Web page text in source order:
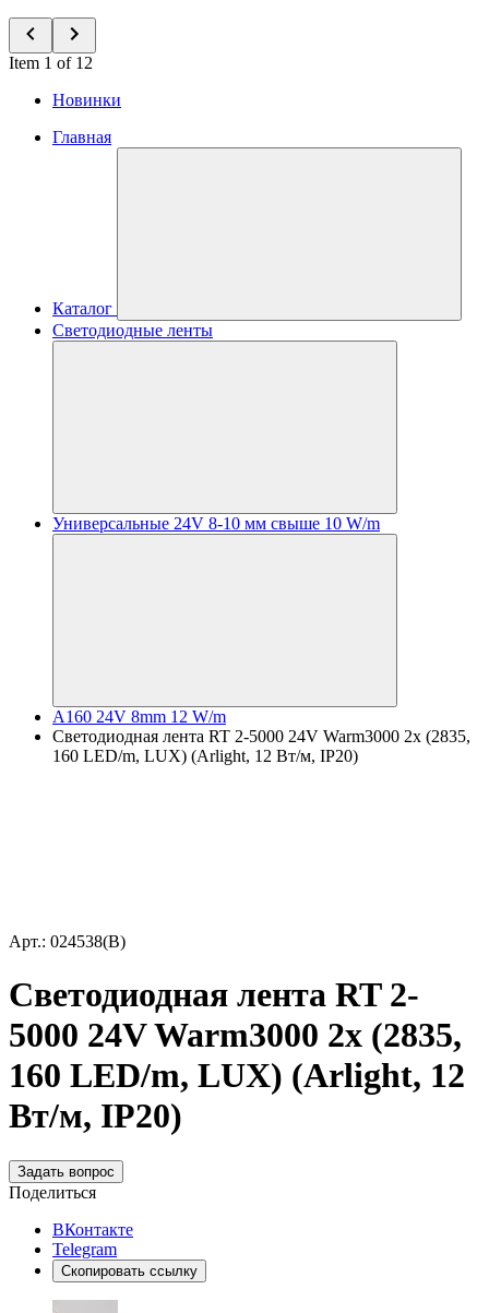
Item 1 of 12
Новинки
Главная
Каталог
Светодиодные ленты
Универсальные 24V 8-10 мм свыше 10 W/m
A160 24V 8mm 12 W/m
Светодиодная лента RT 2-5000 24V Warm3000 2x (2835,
160 LED/m, LUX) (Arlight, 12 Вт/м, IP20)
Арт.: 024538(B)
Светодиодная лента RT 2-
5000 24V Warm3000 2x (2835,
160 LED/m, LUX) (Arlight, 12
Вт/м, IP20)
Задать вопрос
Поделиться
ВКонтакте
Telegram
Скопировать ссылку